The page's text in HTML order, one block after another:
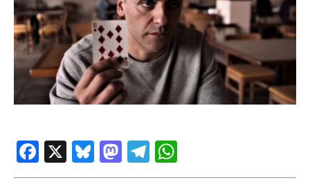
Facebook
X Bluesky
Mastodon
Telegram